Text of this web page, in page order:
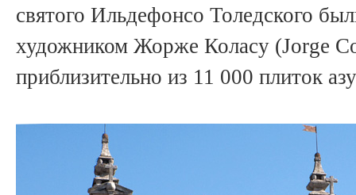
святого Ильдефонсо Толедского
художником Жорже Коласу (Jorge
приблизительно из 11 000 плиток